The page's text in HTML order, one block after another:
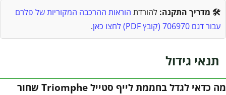
🛠️ מדריך התקנה: להורדת הוראות ההרכבה המקוריות של פלרם
עבור דגם 706970 (קובץ PDF) לחצו כאן
.
תנאי גידול
מה כדאי לגדל בחממת לייף סטייל Triomphe שחור